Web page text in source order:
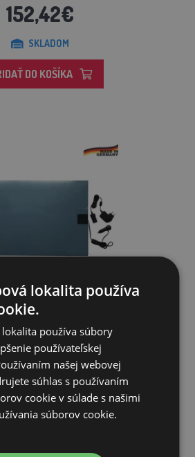
152,42€
SKLADOM
DO KOŠÍKA
doska pre psov, podlaha 40x60 cm, 12
V/20...
140,95€
SKLADOM
DO KOŠÍKA
lokalita používa
používa súbory
používateľskej
našej webovej
súhlas s používaním
cookie v súlade s našimi
súborov cookie.